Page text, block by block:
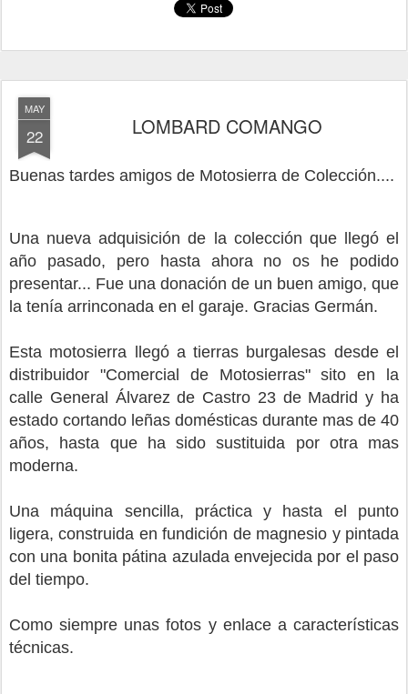
MAY
22 LOMBARD COMANGO
Buenas tardes amigos de Motosierra de Colección....
Una nueva adquisición de la colección que llegó el
año pasado, pero hasta ahora no os he podido
presentar... Fue una donación de un buen amigo, que
la tenía arrinconada en el garaje. Gracias Germán.
Esta motosierra llegó a tierras burgalesas desde el
distribuidor "Comercial de Motosierras" sito en la
calle General Álvarez de Castro 23 de Madrid y ha
estado cortando leñas domésticas durante mas de 40
años, hasta que ha sido sustituida por otra mas
moderna.
Una máquina sencilla, práctica y hasta el punto
ligera, construida en fundición de magnesio y pintada
con una bonita pátina azulada envejecida por el paso
del tiempo.
Como siempre unas fotos y enlace a características
técnicas.